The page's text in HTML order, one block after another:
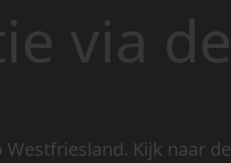
via de
Kijk naar de